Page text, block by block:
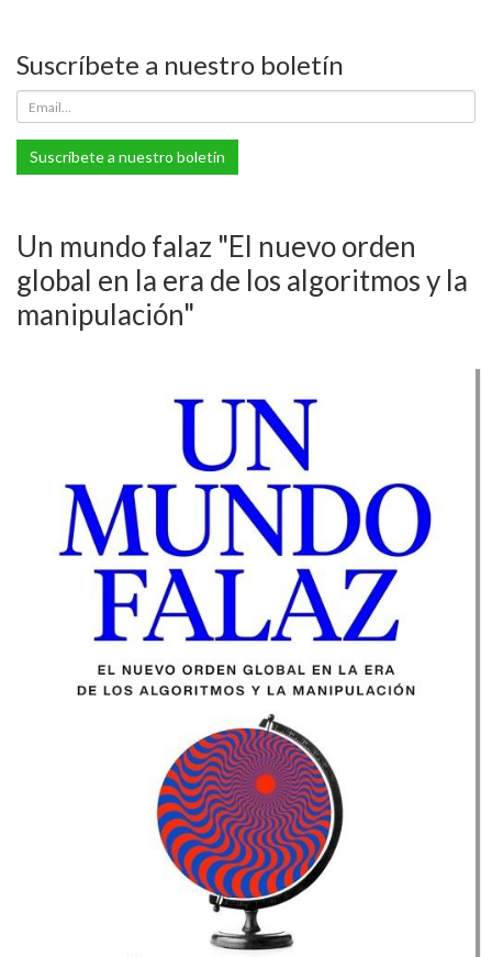
Suscríbete a nuestro boletín
Suscríbete a nuestro boletín
Un mundo falaz "El nuevo orden
global en la era de los algoritmos y la
manipulación"